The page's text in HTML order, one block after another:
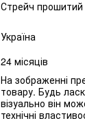
Стрейч
Україна
24 місяців
На зображенні
товару. Будь
візуально він
технічні